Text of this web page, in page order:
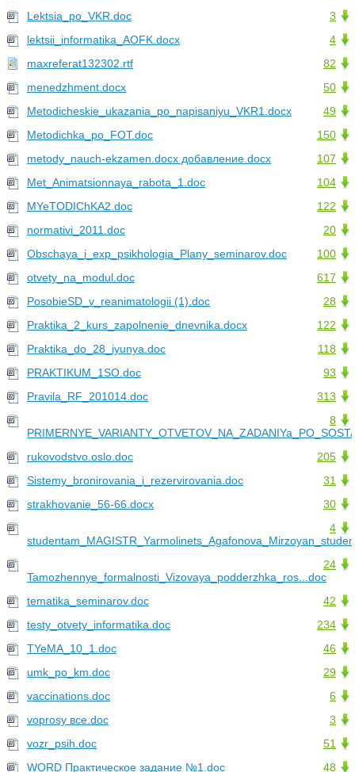
3
Lektsia_po_VKR.doc
4
lektsii_informatika_AOFK.docx
82
maxreferat132302.rtf
50
menedzhment.docx
49
Metodicheskie_ukazania_po_napisaniyu_VKR1.docx
150
Metodichka_po_FOT.doc
107
metody_nauch-ekzamen.docx добавление.docx
104
Met_Animatsionnaya_rabota_1.doc
122
MYeTODIChKA2.doc
20
normativi_2011.doc
100
Obschaya_i_exp_psikhologia_Plany_seminarov.doc
617
otvety_na_modul.doc
28
PosobieSD_v_reanimatologii (1).doc
122
Praktika_2_kurs_zapolnenie_dnevnika.docx
118
Praktika_do_28_iyunya.doc
93
PRAKTIKUM_1SO.doc
313
Pravila_RF_201014.doc
8
205
rukovodstvo.oslo.doc
31
Sistemy_bronirovania_i_rezervirovania.doc
30
strakhovanie_56-66.docx
4
24
Tamozhennye_formalnosti_Vizovaya_podderzhka_ros...doc
42
tematika_seminarov.doc
234
testy_otvety_informatika.doc
46
TYeMA_10_1.doc
29
umk_po_km.doc
6
vaccinations.doc
3
voprosy все.doc
51
vozr_psih.doc
48
WORD Практическое задание №1.doc